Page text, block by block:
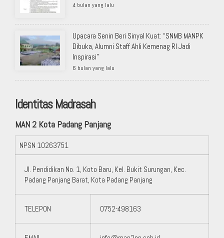
4 bulan yang lalu
Upacara Senin Beri Sinyal Kuat: “SNMB MANPK
Dibuka, Alumni Staff Ahli Kemenag RI Jadi
Inspirasi”
6 bulan yang lalu
Identitas Madrasah
MAN 2 Kota Padang Panjang
NPSN 10263751
Jl. Pendidikan No. 1, Koto Baru, Kel. Bukit Surungan, Kec.
Padang Panjang Barat, Kota Padang Panjang
TELEPON 0752-498163